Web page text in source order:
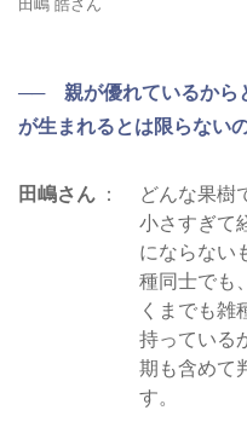
田嶋 皓さん
── 親が優れているから
が生まれるとは限らない
田嶋さん
どんな果樹
小さすぎて
にならない
種同士でも
くまでも雑
持っている
期も含めて
す。